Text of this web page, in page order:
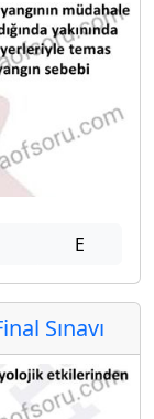
E
Sınavı